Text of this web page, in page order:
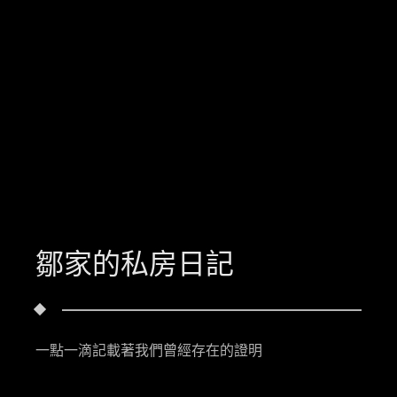
鄒家的私房日記
一點一滴記載著我們曾經存在的證明